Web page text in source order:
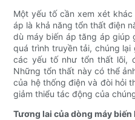
Một yếu tố cần xem xét
áp là khả năng tổn thất điện
dù máy biến áp tăng áp giúp
quá trình truyền tải, chúng
các yếu tố như tổn thất lõi,
Những tổn thất này có thể
của hệ thống điện và đòi hỏi
giảm thiểu tác động của
Tương lai của dòng máy biến